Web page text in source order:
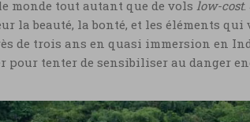
monde tout autant que de vols low-cost.
la beauté, la bonté, et les éléments
de trois ans en quasi immersion en
pour tenter de sensibiliser au danger